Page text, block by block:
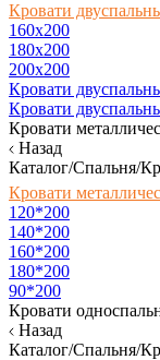
Кровати
160х200
180x200
200x200
Кровати
Кровати
Кровати
Назад
Каталог/Спальня/
Кровати
120*200
140*200
160*200
180*200
90*200
Кровати
Назад
Каталог/Спальня/